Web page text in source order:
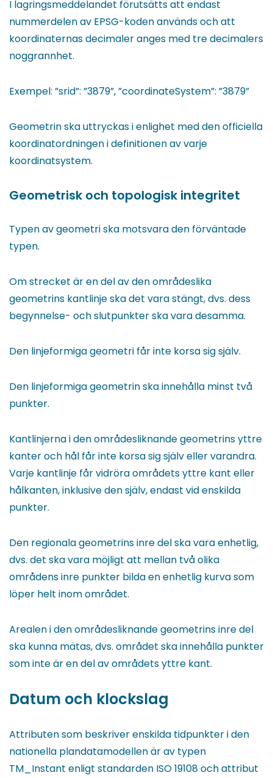
annan
tjänst)
I lagringsmeddelandet förutsätts att endast
nummerdelen av EPSG-koden används och att
koordinaternas decimaler anges med tre decimalers
noggrannhet.
Exempel: ”srid”: ”3879”, ”coordinateSystem”: ”3879”
Geometrin ska uttryckas i enlighet med den officiella
koordinatordningen i definitionen av varje
koordinatsystem.
Geometrisk och topologisk integritet
Typen av geometri ska motsvara den förväntade
typen.
Om strecket är en del av den områdeslika
geometrins kantlinje ska det vara stängt, dvs. dess
begynnelse- och slutpunkter ska vara desamma.
Den linjeformiga geometri får inte korsa sig själv.
Den linjeformiga geometrin ska innehålla minst två
punkter.
Kantlinjerna i den områdesliknande geometrins yttre
kanter och hål får inte korsa sig själv eller varandra.
Varje kantlinje får vidröra områdets yttre kant eller
hålkanten, inklusive den själv, endast vid enskilda
punkter.
Den regionala geometrins inre del ska vara enhetlig,
dvs. det ska vara möjligt att mellan två olika
områdens inre punkter bilda en enhetlig kurva som
löper helt inom området.
Arealen i den områdesliknande geometrins inre del
ska kunna mätas, dvs. området ska innehålla punkter
som inte är en del av områdets yttre kant.
Datum och klockslag
Attributen som beskriver enskilda tidpunkter i den
nationella plandatamodellen är av typen
TM_Instant enligt standarden ISO 19108 och attribut